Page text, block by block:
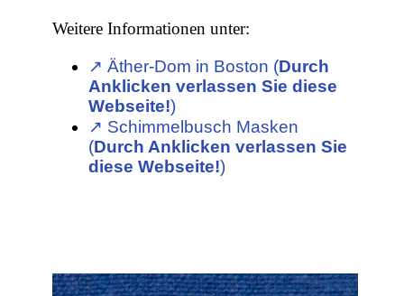
Weitere Informationen unter:
↗︎ Äther-Dom in Boston (Durch
Anklicken verlassen Sie diese
Webseite!)
↗︎ Schimmelbusch Masken
(Durch Anklicken verlassen Sie
diese Webseite!)